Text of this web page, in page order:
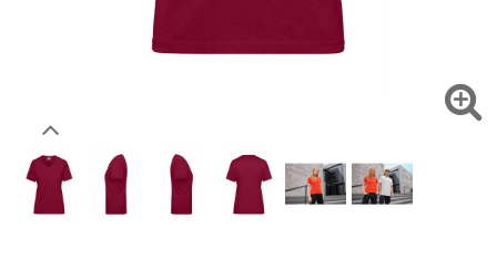
Voudriez-vous acheter des produits pour votre besoin
